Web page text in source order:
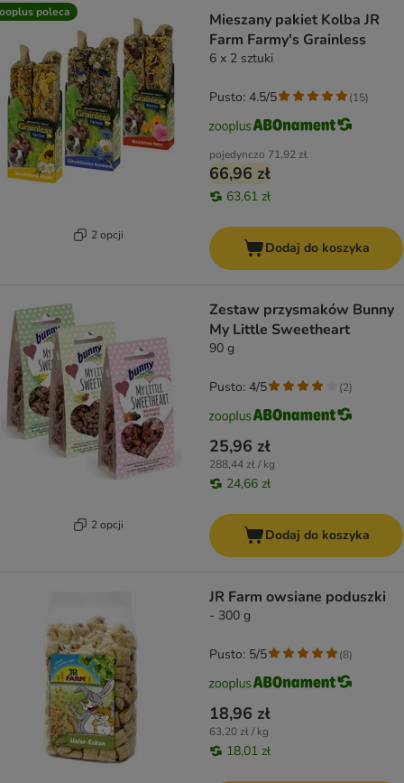
poleca
2 opcji
Mieszany pakiet Kolba JR
Farm Farmy's Grainless
6 x 2 sztuki
pojedynczo 71,92 zł
66,96 zł
63,61 zł
Pusto: 4.5/5 (15)
Dodaj do koszyka
2 opcji
Zestaw przysmaków Bunny
My Little Sweetheart
90 g
25,96 zł
288,44 zł / kg
24,66 zł
Pusto: 4/5 (2)
Dodaj do koszyka
JR Farm owsiane poduszki
- 300 g
18,96 zł
63,20 zł / kg
18,01 zł
Pusto: 5/5 (8)